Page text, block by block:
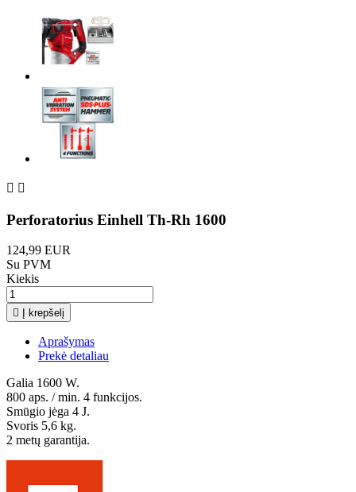
 
Perforatorius Einhell Th-Rh 1600
124,99 EUR
Su PVM
Kiekis
 Į krepšelį
Aprašymas
Prekė detaliau
Galia 1600 W.
800 aps. / min. 4 funkcijos.
Smūgio jėga 4 J.
Svoris 5,6 kg.
2 metų garantija.